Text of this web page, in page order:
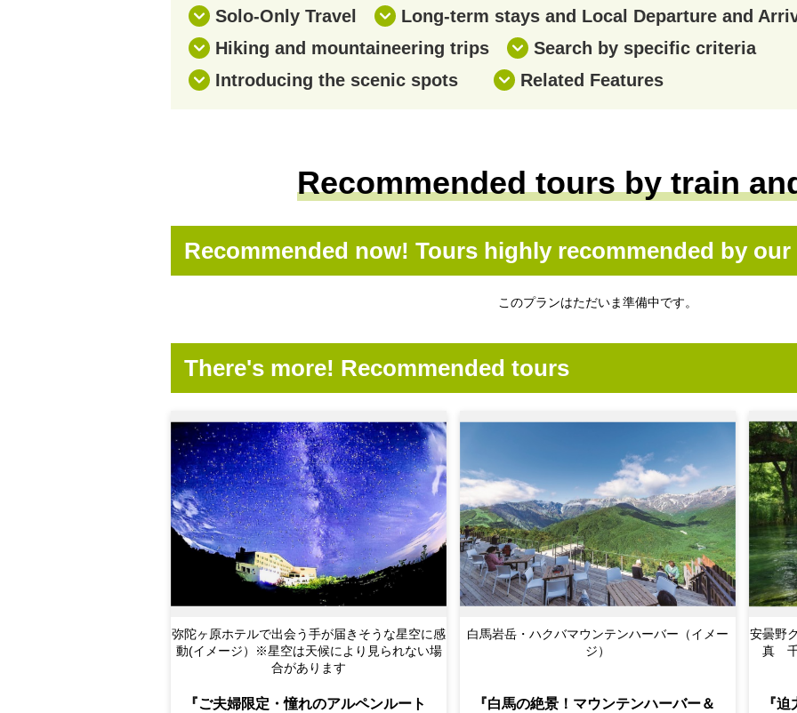
Solo-Only Travel
Long-term stays and Local Departure and
Hiking and mountaineering trips
Search by specific criteria
Introducing the scenic spots
Related Features
Recommended tours by train
Recommended now! Tours highly recommended by
このプランはただいま準備中です。
There's more! Recommended tours
弥陀ヶ原ホテルで出会う手が届きそうな星空に感
動(イメージ）※星空は天候により見られない場
合があります
『ご夫婦限定・憧れのアルペンルート
白馬岩岳・ハクバマウンテンハーバー（イメー
ジ）
『白馬の絶景！マウンテンハーバー＆
安曇野
真 千
『